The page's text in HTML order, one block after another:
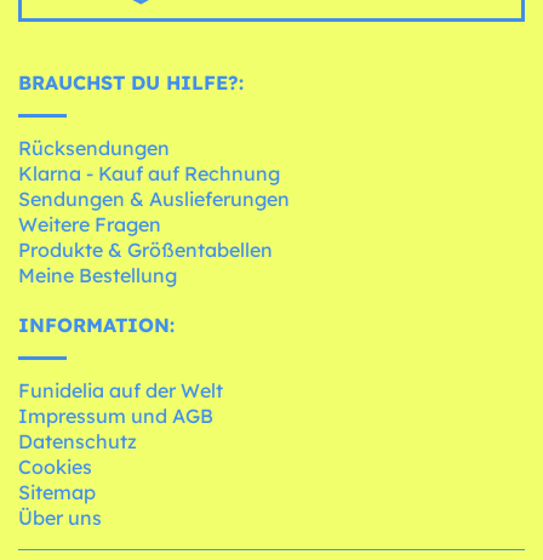
BRAUCHST DU HILFE?:
Rücksendungen
Klarna - Kauf auf Rechnung
Sendungen & Auslieferungen
Weitere Fragen
Produkte & Größentabellen
Meine Bestellung
INFORMATION:
Funidelia auf der Welt
Impressum und AGB
Datenschutz
Cookies
Sitemap
Über uns